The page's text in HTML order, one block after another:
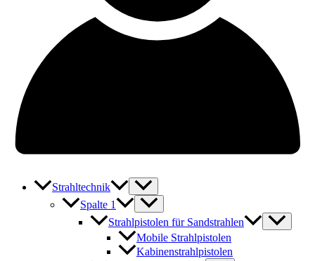
Strahltechnik
Spalte 1
Strahlpistolen für Sandstrahlen
Mobile Strahlpistolen
Kabinenstrahlpistolen